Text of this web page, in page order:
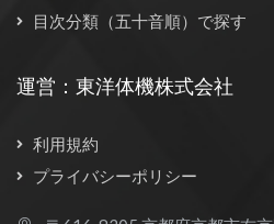
目次分類（五十音順）で探す
運営：東洋体機株式会社
利用規約
プライバシーポリシー